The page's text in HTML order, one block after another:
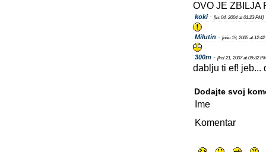
OVO JE ZBILJA
koki- [lis 04, 2004 at 01:23 PM]
Milutin - [oűu 19, 2005 at
300m - [kol 21, 2007 at 09:32
dablju ti ef! jeb...
Dodajte svoj
Ime
Komentar